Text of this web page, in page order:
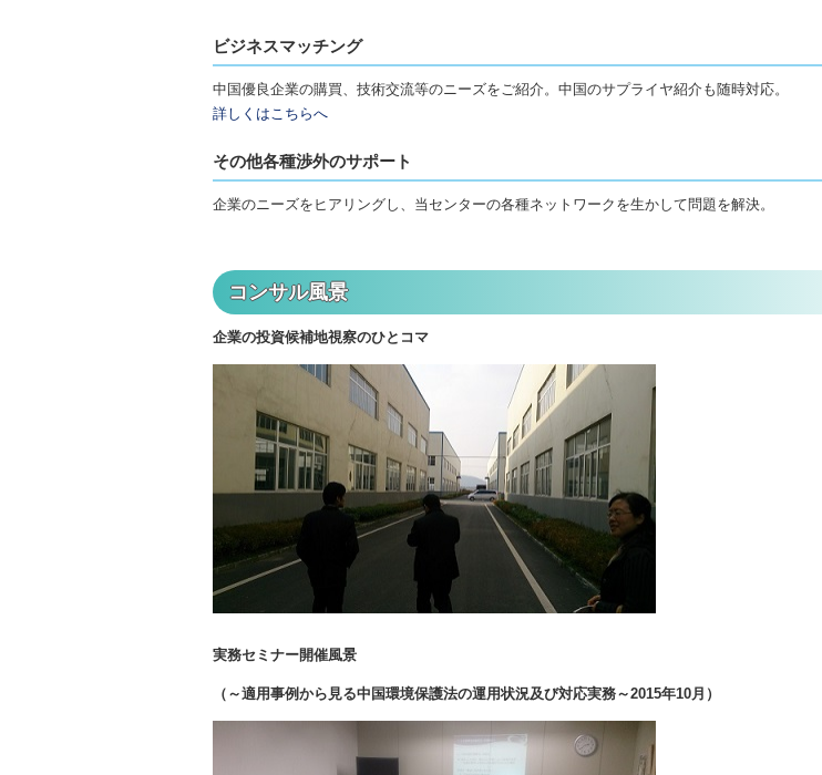
ビジネスマッチング
中国優良企業の購買、技術交流等のニーズをご紹介。中国のサプライヤ紹介も随時対応。
詳しくはこちらへ
その他各種渉外のサポート
企業のニーズをヒアリングし、当センターの各種ネットワークを生かして問題を解決。
コンサル風景
企業の投資候補地視察のひとコマ
実務セミナー開催風景
（～適用事例から見る中国環境保護法の運用状況及び対応実務～2015年10月）